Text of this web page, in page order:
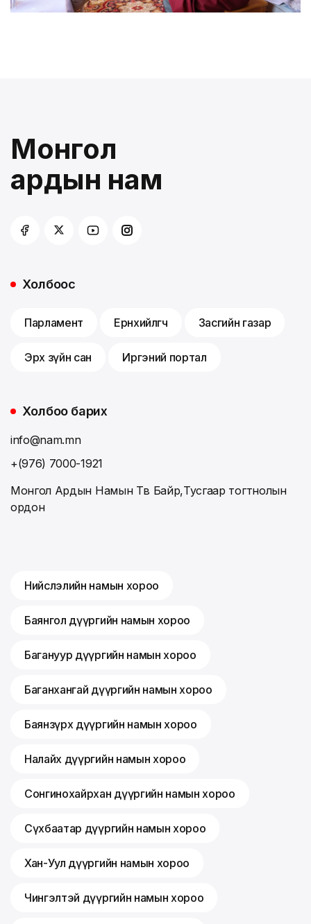
Монгол
ардын нам
Холбоос
Парламент Ерөнхийлөгч Засгийн газар
Эрх зүйн сан Иргэний портал
Холбоо барих
info@nam.mn
+(976) 7000-1921
Монгол Ардын Намын Төв Байр,Тусгаар тогтнолын
ордон
Нийслэлийн намын хороо
Баянгол дүүргийн намын хороо
Багануур дүүргийн намын хороо
Баганхангай дүүргийн намын хороо
Баянзүрх дүүргийн намын хороо
Налайх дүүргийн намын хороо
Сонгинохайрхан дүүргийн намын хороо
Сүхбаатар дүүргийн намын хороо
Хан-Уул дүүргийн намын хороо
Чингэлтэй дүүргийн намын хороо